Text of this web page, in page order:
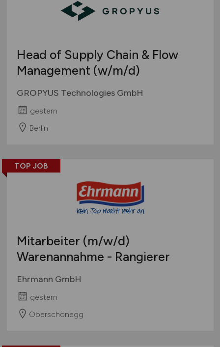
Head of Supply Chain & Flow
Management (w/m/d)
GROPYUS Technologies GmbH
gestern
Berlin
TOP JOB
Mitarbeiter (m/w/d)
Warenannahme - Rangierer
Ehrmann GmbH
gestern
Oberschönegg